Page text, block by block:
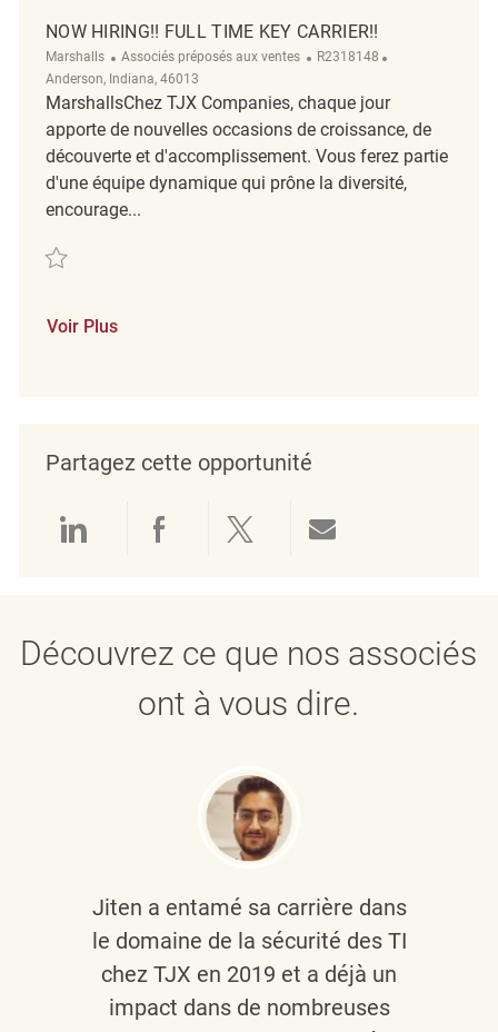
NOW HIRING!! FULL TIME KEY CARRIER!!
Marshalls Catégorie
Associés préposés aux ventes ReqId
R2318148
Anderson, Indiana, 46013
MarshallsChez TJX Companies, chaque jour
apporte de nouvelles occasions de croissance, de
découverte et d'accomplissement. Vous ferez partie
d'une équipe dynamique qui prône la diversité,
encourage...
Sauvegarder NOW HIRING!! Full time Key carrier!! R2318148
Voir Plus
Partagez cette opportunité
Partager via LinkedIn
Partager via Facebook
Partager via twitter
Découvrez ce que nos associés
ont à vous dire.
Jiten a entamé sa carrière dans
le domaine de la sécurité des TI
chez TJX en 2019 et a déjà un
impact dans de nombreuses